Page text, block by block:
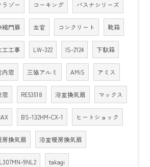
ラゾー コーキング バスナシリーズ
縮門扉 左官 コンクリート 靴箱
工工事 LW-322 IS-2124 下駄箱
内窓 三協アルミ AMiS アミス
窓 RE53518 浴室換気扇 マックス
BS-132HM-CX-1 ヒートショック
房換気扇 浴室暖房換気扇
9NL2 takagi